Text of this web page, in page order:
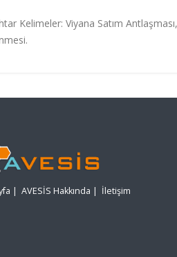
Kelimeler: Viyana Satım
| AVESİS Hakkında | İletişim